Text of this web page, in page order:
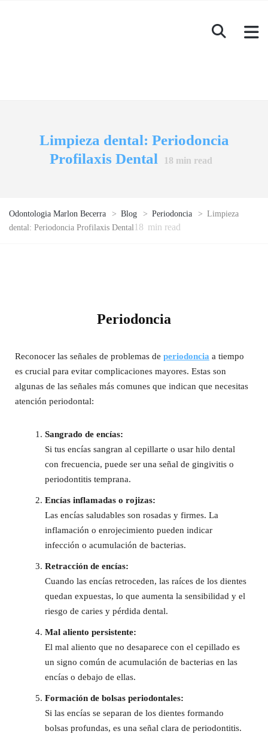
Limpieza dental: Periodoncia
Profilaxis Dental
18 min read
Odontologia Marlon Becerra > Blog > Periodoncia > Limpieza
dental: Periodoncia Profilaxis Dental18 min read
Periodoncia
Reconocer las señales de problemas de periodoncia a tiempo
es crucial para evitar complicaciones mayores. Estas son
algunas de las señales más comunes que indican que necesitas
atención periodontal:
Sangrado de encías:
Si tus encías sangran al cepillarte o usar hilo dental
con frecuencia, puede ser una señal de gingivitis o
periodontitis temprana.
Encías inflamadas o rojizas:
Las encías saludables son rosadas y firmes. La
inflamación o enrojecimiento pueden indicar
infección o acumulación de bacterias.
Retracción de encías:
Cuando las encías retroceden, las raíces de los dientes
quedan expuestas, lo que aumenta la sensibilidad y el
riesgo de caries y pérdida dental.
Mal aliento persistente:
El mal aliento que no desaparece con el cepillado es
un signo común de acumulación de bacterias en las
encías o debajo de ellas.
Formación de bolsas periodontales:
Si las encías se separan de los dientes formando
bolsas profundas, es una señal clara de periodontitis.